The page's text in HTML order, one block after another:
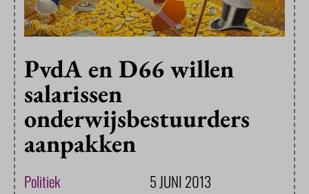
PvdA en D66 willen
salarissen
onderwijsbestuurders
aanpakken
Politiek 5 JUNI 2013